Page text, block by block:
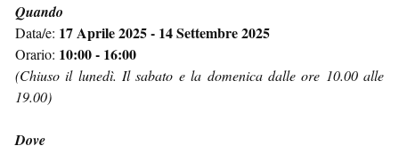
Quando
Data/e: 17 Aprile 2025 - 14 Settembre 2025
Orario: 10:00 - 16:00
(Chiuso il lunedì. Il sabato e la domenica dalle ore 10.00 alle
19.00)
Dove